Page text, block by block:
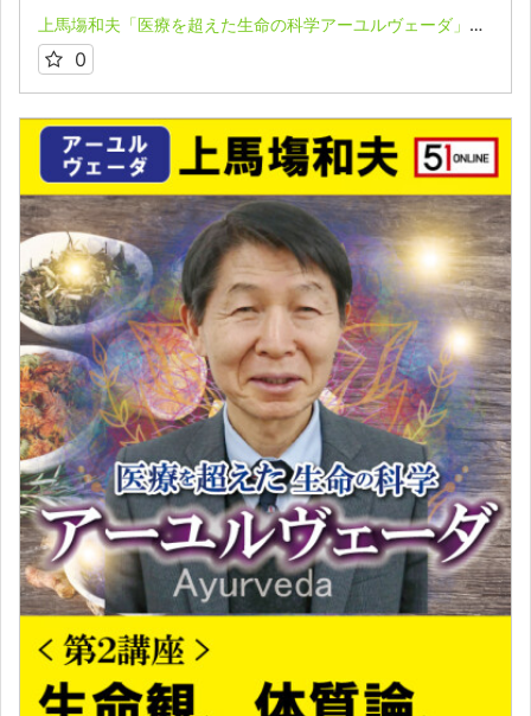
上馬塲和夫「医療を超えた生命の科学アーユルヴェーダ」★第１講座（後編）
0